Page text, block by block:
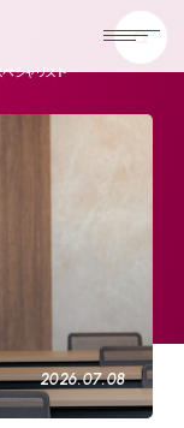
リストを目指す
2026.07.08